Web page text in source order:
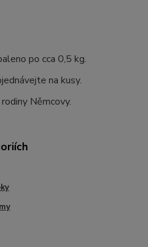
po cca 0,5 kg.
na kusy.
Němcovy.